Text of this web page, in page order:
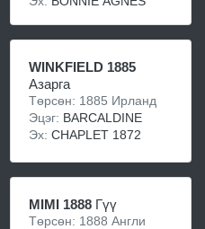
WINKFIELD 1885
Азарга
Төрсөн: 1885 Ирланд
Эцэг: BARCALDINE
Эх: CHAPLET 1872
MIMI 1888 Гүү
Төрсөн: 1888 Англи